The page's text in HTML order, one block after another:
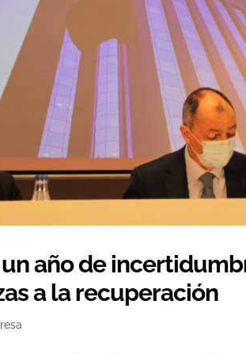
año de
a la recuperación